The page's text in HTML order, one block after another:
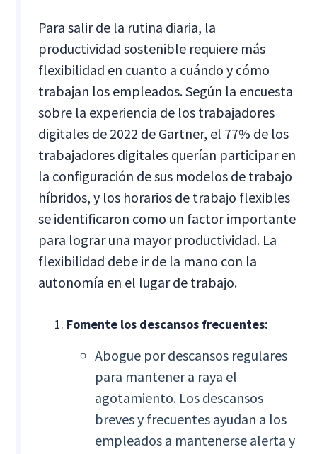
Para salir de la rutina diaria, la
productividad sostenible requiere más
flexibilidad en cuanto a cuándo y cómo
trabajan los empleados. Según la encuesta
sobre la experiencia de los trabajadores
digitales de 2022 de Gartner, el 77% de los
trabajadores digitales querían participar en
la configuración de sus modelos de trabajo
híbridos, y los horarios de trabajo flexibles
se identificaron como un factor importante
para lograr una mayor productividad. La
flexibilidad debe ir de la mano con la
autonomía en el lugar de trabajo.
Fomente los descansos frecuentes:
Abogue por descansos regulares
para mantener a raya el
agotamiento. Los descansos
breves y frecuentes ayudan a los
empleados a mantenerse alerta y